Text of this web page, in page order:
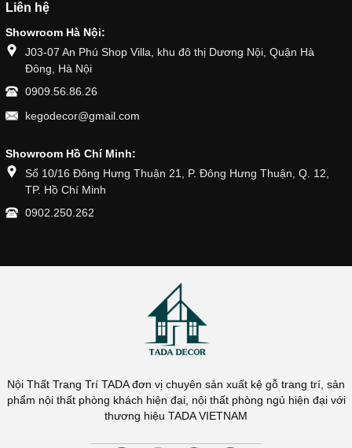
Liên hệ
Showroom Hà Nội:
J03-07 An Phú Shop Villa, khu đô thị Dương Nội, Quận Hà
Đông, Hà Nội
0909.56.86.26
kegodecor@gmail.com
Showroom Hồ Chí Minh:
Số 10/16 Đông Hưng Thuận 21, P. Đông Hưng Thuận, Q. 12,
TP. Hồ Chí Minh
0902.250.262
Nội Thất Trang Trí TADA đơn vị chuyên sản xuất kệ gỗ trang trí, sản
phẩm nội thất phòng khách hiện đại, nội thất phòng ngủ hiện đại với
thương hiệu TADA VIETNAM